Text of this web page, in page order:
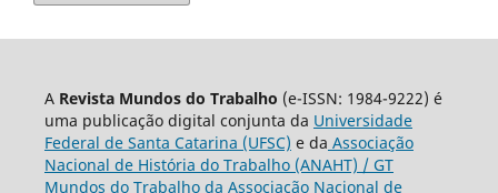
A Revista Mundos do Trabalho (e-ISSN: 1984-9222) é
uma publicação digital conjunta da Universidade
Federal de Santa Catarina (UFSC) e da Associação
Nacional de História do Trabalho (ANAHT) / GT
Mundos do Trabalho da Associação Nacional de